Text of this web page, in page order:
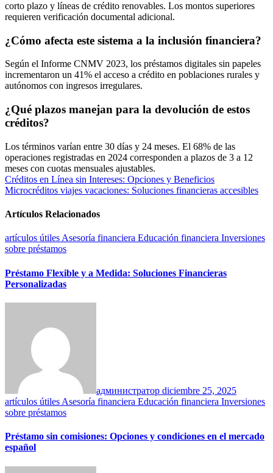
corto plazo y líneas de crédito renovables. Los montos superiores
requieren verificación documental adicional.
¿Cómo afecta este sistema a la inclusión financiera?
Según el Informe CNMV 2023, los préstamos digitales sin papeles
incrementaron un 41% el acceso a crédito en poblaciones rurales y
autónomos con ingresos irregulares.
¿Qué plazos manejan para la devolución de estos
créditos?
Los términos varían entre 30 días y 24 meses. El 68% de las
operaciones registradas en 2024 corresponden a plazos de 3 a 12
meses con cuotas mensuales ajustables.
Navegación
de
entradas
Créditos en Línea sin Intereses: Opciones y Beneficios
Microcréditos viajes vacaciones: Soluciones financieras accesibles
Artículos Relacionados
artículos útilesAsesoría financiera Educación financiera Inversiones
sobre préstamos
Préstamo Flexible y a Medida: Soluciones Financieras
Personalizadas
администратор diciembre 25, 2025
artículos útiles Asesoría financiera Educación financiera Inversiones
sobre préstamos
Préstamo sin comisiones: Opciones y condiciones en el mercado
español